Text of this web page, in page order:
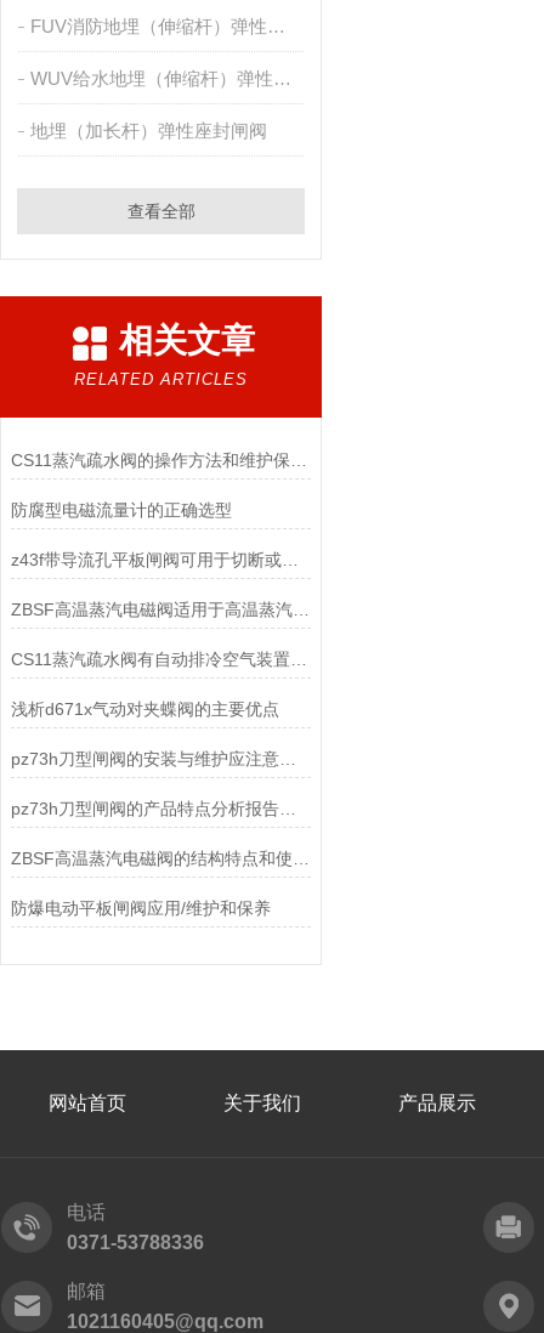
FUV消防地埋（伸缩杆）弹性座封闸阀
WUV给水地埋（伸缩杆）弹性座封闸阀阀组
地埋（加长杆）弹性座封闸阀
查看全部
相关文章
RELATED ARTICLES
防腐型电磁流量计的正确选型
z43f带导流孔平板闸阀可用于切断或调节油气管线中的介质流动
ZBSF高温蒸汽电磁阀适用于高温蒸汽在管道系统中的控制
浅析d671x气动对夹蝶阀的主要优点
pz73h刀型闸阀的安装与维护应注意以下事项
pz73h刀型闸阀的产品特点分析报告说明
防爆电动平板闸阀应用/维护和保养
网站首页 关于我们 产品展示
电话
0371-53788336
邮箱
1021160405@qq.com